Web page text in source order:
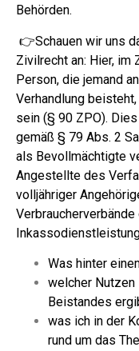
Behörden.
👉Schauen wir uns
Zivilrecht an: Hier, im
Person, die jemand
Verhandlung
sein (§ 90 ZPO).
gemäß § 79 Abs. 2
als Bevollmächtigte
Angestellte des
volljähriger
Was hinter
welcher
Beistandes
was ich in der
rund um das